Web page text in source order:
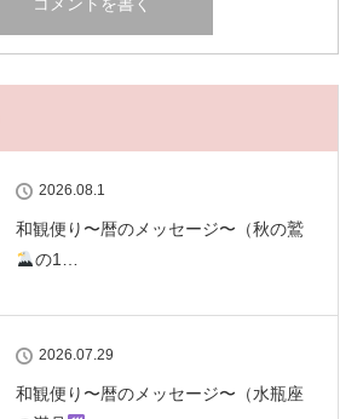
2026.08.1
和観便り〜暦のメッセージ〜（秋の鷲
の1…
2026.07.29
和観便り〜暦のメッセージ〜（水瓶座